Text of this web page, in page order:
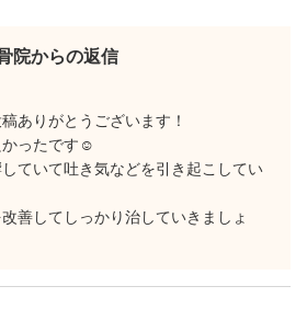
院からの返信
ありがとうございます！
かったです☺
ていて吐き気などを引き起こしてい
善してしっかり治していきましょ